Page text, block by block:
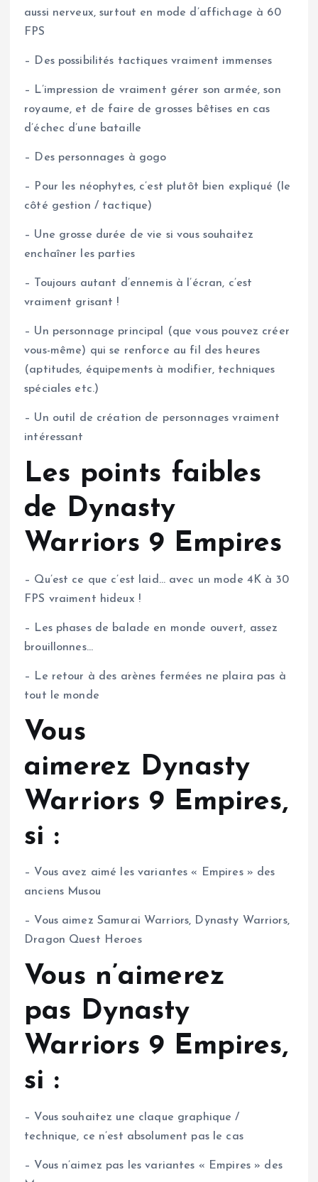
aussi nerveux, surtout en mode d’affichage à 60
FPS
– Des possibilités tactiques vraiment immenses
– L’impression de vraiment gérer son armée, son
royaume, et de faire de grosses bêtises en cas
d’échec d’une bataille
– Des personnages à gogo
– Pour les néophytes, c’est plutôt bien expliqué (le
côté gestion / tactique)
– Une grosse durée de vie si vous souhaitez
enchaîner les parties
– Toujours autant d’ennemis à l’écran, c’est
vraiment grisant !
– Un personnage principal (que vous pouvez créer
vous-même) qui se renforce au fil des heures
(aptitudes, équipements à modifier, techniques
spéciales etc.)
– Un outil de création de personnages vraiment
intéressant
Les points faibles
de Dynasty
Warriors 9 Empires
– Qu’est ce que c’est laid… avec un mode 4K à 30
FPS vraiment hideux !
– Les phases de balade en monde ouvert, assez
brouillonnes…
– Le retour à des arènes fermées ne plaira pas à
tout le monde
Vous
aimerez Dynasty
Warriors 9 Empires,
si :
– Vous avez aimé les variantes « Empires » des
anciens Musou
– Vous aimez Samurai Warriors, Dynasty Warriors,
Dragon Quest Heroes
Vous n’aimerez
pas Dynasty
Warriors 9 Empires,
si :
– Vous souhaitez une claque graphique /
technique, ce n’est absolument pas le cas
– Vous n’aimez pas les variantes « Empires » des